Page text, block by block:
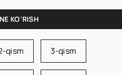
KO'RISH
qism 3-qism